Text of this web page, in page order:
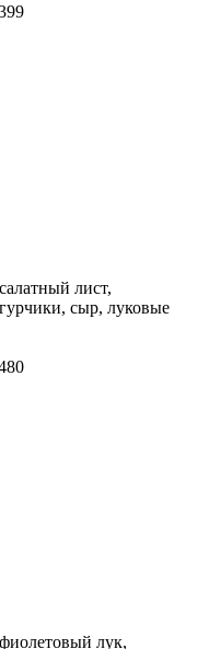
лист,
сыр, луковые
лук,